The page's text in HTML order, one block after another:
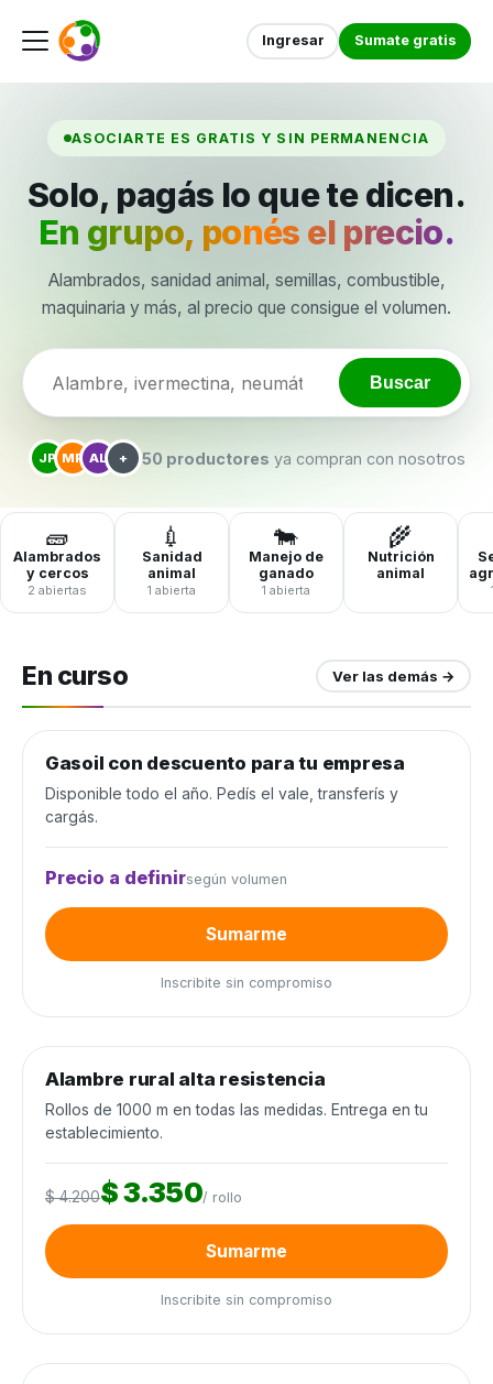
Ingresar Sumate gratis
ASOCIARTE ES GRATIS Y SIN PERMANENCIA
Solo, pagás lo que te dicen.
En grupo, ponés el precio.
Alambrados, sanidad animal, semillas, combustible,
maquinaria y más, al precio que consigue el volumen.
Buscar
JP MR AL + 50 productores ya compran con nosotros
🧱
Alambrados
y cercos
2 abiertas
💉
Sanidad
animal
1 abierta
🐄
Manejo de
ganado
1 abierta
🌾
Nutrición
animal
En curso Ver las demás →
Combustible y lubricantes
Gasoil con descuento para tu empresa
Disponible todo el año. Pedís el vale, transferís y
cargás.
Precio a definirsegún volumen
Sumarme
Inscribite sin compromiso
Alambrados y cercos
Alambre rural alta resistencia
Rollos de 1000 m en todas las medidas. Entrega en tu
establecimiento.
$ 4.200$ 3.350/ rollo
Sumarme
Inscribite sin compromiso